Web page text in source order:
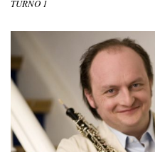
TURNO 1